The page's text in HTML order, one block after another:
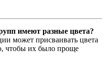
имеют разные цвета?
может присваивать цвета
чтобы их было проще